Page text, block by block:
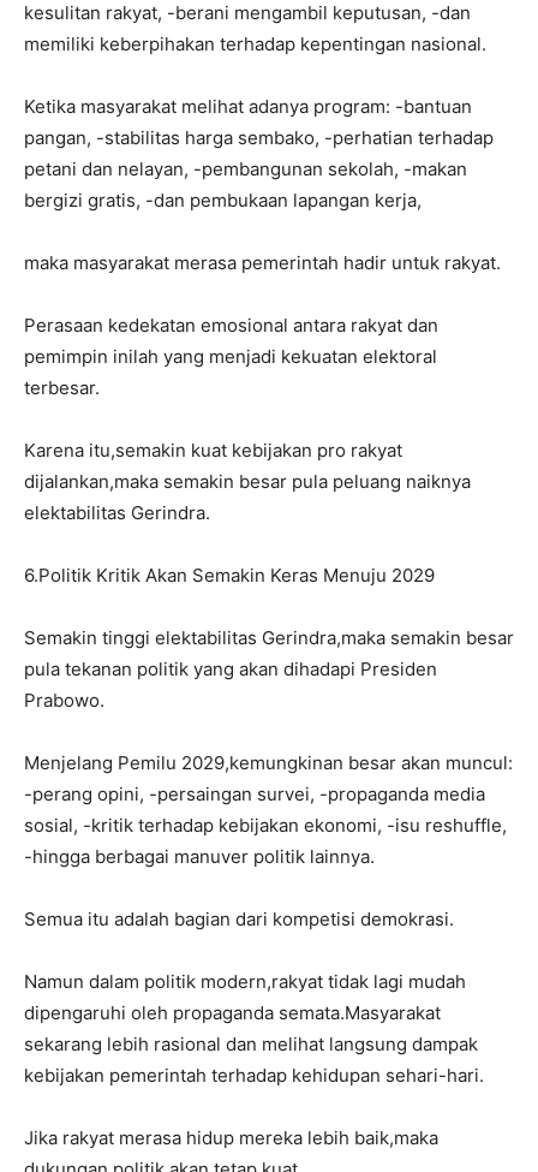
kesulitan rakyat, -berani mengambil keputusan, -dan
memiliki keberpihakan terhadap kepentingan nasional.
Ketika masyarakat melihat adanya program: -bantuan
pangan, -stabilitas harga sembako, -perhatian terhadap
petani dan nelayan, -pembangunan sekolah, -makan
bergizi gratis, -dan pembukaan lapangan kerja,
maka masyarakat merasa pemerintah hadir untuk rakyat.
Perasaan kedekatan emosional antara rakyat dan
pemimpin inilah yang menjadi kekuatan elektoral
terbesar.
Karena itu,semakin kuat kebijakan pro rakyat
dijalankan,maka semakin besar pula peluang naiknya
elektabilitas Gerindra.
6.Politik Kritik Akan Semakin Keras Menuju 2029
Semakin tinggi elektabilitas Gerindra,maka semakin besar
pula tekanan politik yang akan dihadapi Presiden
Prabowo.
Menjelang Pemilu 2029,kemungkinan besar akan muncul:
-perang opini, -persaingan survei, -propaganda media
sosial, -kritik terhadap kebijakan ekonomi, -isu reshuffle,
-hingga berbagai manuver politik lainnya.
Semua itu adalah bagian dari kompetisi demokrasi.
Namun dalam politik modern,rakyat tidak lagi mudah
dipengaruhi oleh propaganda semata.Masyarakat
sekarang lebih rasional dan melihat langsung dampak
kebijakan pemerintah terhadap kehidupan sehari-hari.
Jika rakyat merasa hidup mereka lebih baik,maka